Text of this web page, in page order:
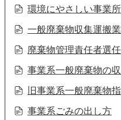
環境にやさしい事業
一般廃棄物収集運搬
廃棄物管理責任者選
事業系一般廃棄物の
旧事業系一般廃棄物
事業系ごみの出し方